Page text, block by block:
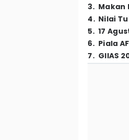
3. Makan
4. Nilai
5. 17
6. Piala
7. GIIAS